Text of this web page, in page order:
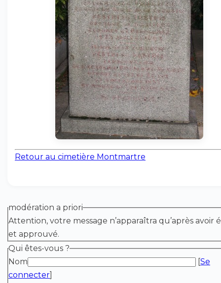
Retour au cimetière Montmartre
modération a priori
Attention, votre message n’apparaîtra qu’après avoir
et approuvé.
Qui êtes-vous ?
Nom
[Se
connecter]